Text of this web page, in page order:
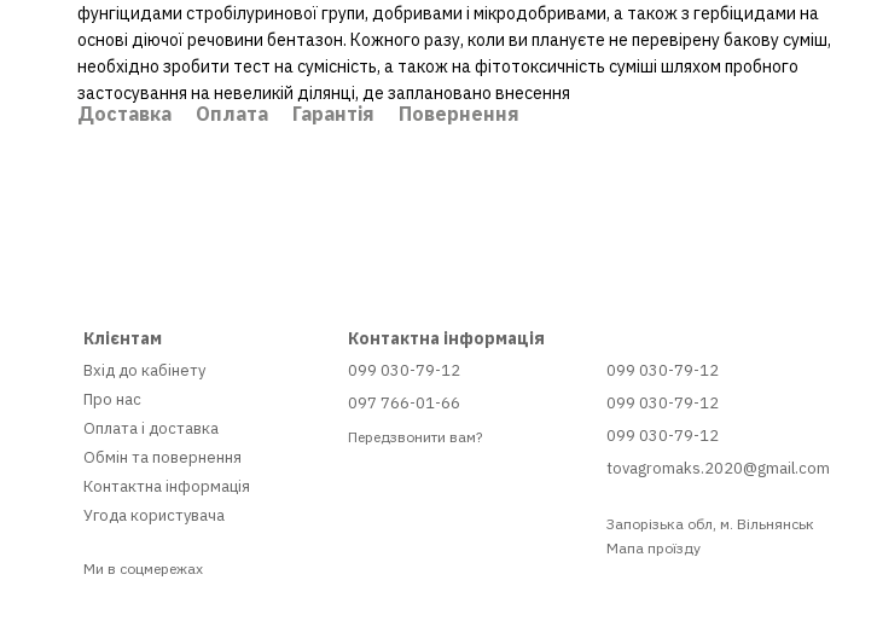
фунгіцидами стробілуринової групи, добривами і мікродобривами, а також з гербіцидами на
основі діючої речовини бентазон. Кожного разу, коли ви плануєте не перевірену бакову суміш,
необхідно зробити тест на сумісність, а також на фітотоксичність суміші шляхом пробного
застосування на невеликій ділянці, де заплановано внесення
Доставка Оплата Гарантія Повернення
Клієнтам
Вхід до кабінету
Про нас
Оплата і доставка
Обмін та повернення
Контактна інформація
Угода користувача
Ми в соцмережах
Контактна інформація
099 030-79-12
097 766-01-66
Передзвонити вам?
099 030-79-12
099 030-79-12
099 030-79-12
tovagromaks.2020@gmail.com
Запорізька обл, м. Вільнянськ
Мапа проїзду